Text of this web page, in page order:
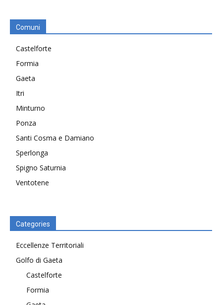
Comuni
Castelforte
Formia
Gaeta
Itri
Minturno
Ponza
Santi Cosma e Damiano
Sperlonga
Spigno Saturnia
Ventotene
Categories
Eccellenze Territoriali
Golfo di Gaeta
Castelforte
Formia